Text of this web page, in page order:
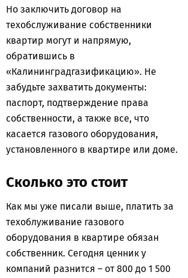
Но заключить договор на
техобслуживание собственники
квартир могут и напрямую,
обратившись в
«Калининградгазификацию». Не
забудьте захватить документы:
паспорт, подтверждение права
собственности, а также все, что
касается газового оборудования,
установленного в квартире или доме.
Сколько это стоит
Как мы уже писали выше, платить за
техоблуживание газового
оборудования в квартире обязан
собственник. Сегодня ценник у
компаний разнится – от 800 до 1 500